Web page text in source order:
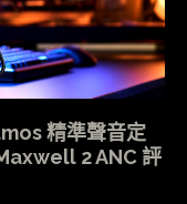
精準聲音定
2 ANC 評